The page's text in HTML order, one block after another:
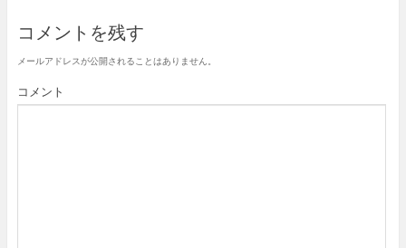
コメントを残す
メールアドレスが公開されることはありません。
コメント